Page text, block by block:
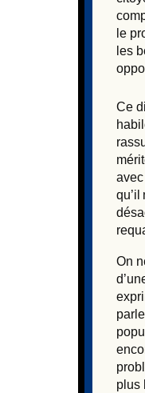
le
les
Ce
qu’il
On
plus